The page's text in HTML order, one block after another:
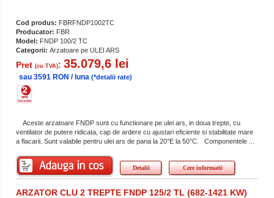
Cod produs: FBRFNDP1002TC
Producator: FBR
Model: FNDP 100/2 TC
Categorii: Arzatoare pe ULEI ARS
Pret (cu TVA): 35.079,6 lei
sau 3591 RON / luna (*detalii rate)
Aceste arzatoare FNDP sunt cu functionare pe ulei ars, in doua trepte, cu
ventilator de putere ridicata, cap de ardere cu ajustari eficiente si stabilitate mare
a flacarii. Sunt valabile pentru ulei ars de pana la 20°E la 50°C. Componentele ...
Detalii Cere informatii
ARZATOR CLU 2 TREPTE FNDP 125/2 TL (682-1421 KW)